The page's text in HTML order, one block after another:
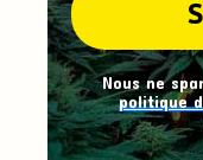
Nous ne
politique